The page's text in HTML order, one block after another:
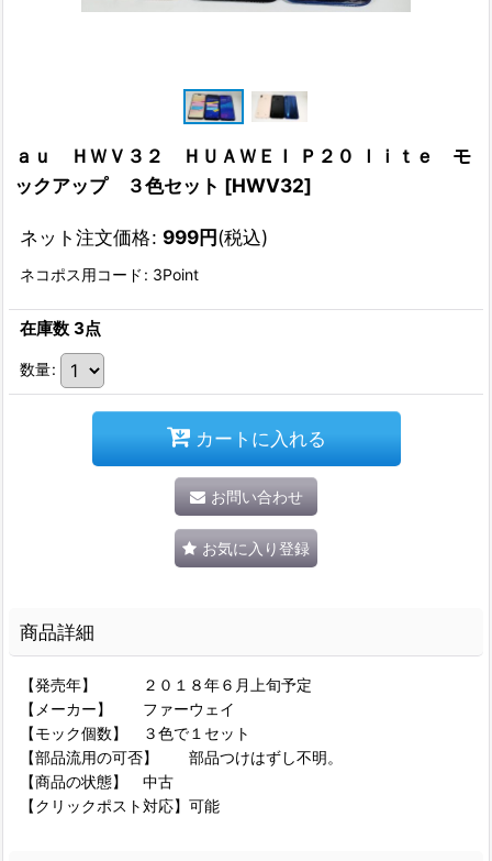
ａｕ ＨＷＶ３２ ＨＵＡＷＥＩ Ｐ２０ ｌｉｔｅ モ
ックアップ ３色セット [HWV32]
ネット注文価格: 999円(税込)
ネコポス用コード : 3Point
在庫数 3点
数量:
カートに入れる
お問い合わせ
お気に入り登録
商品詳細
【発売年】 ２０１８年６月上旬予定
【メーカー】 ファーウェイ
【モック個数】 ３色で１セット
【部品流用の可否】 部品つけはずし不明。
【商品の状態】 中古
【クリックポスト対応】可能